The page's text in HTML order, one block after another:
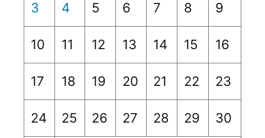
3 4 5 6 7 8 9
10 11 12 13 14 15 16
17 18 19 20 21 22 23
24 25 26 27 28 29 30